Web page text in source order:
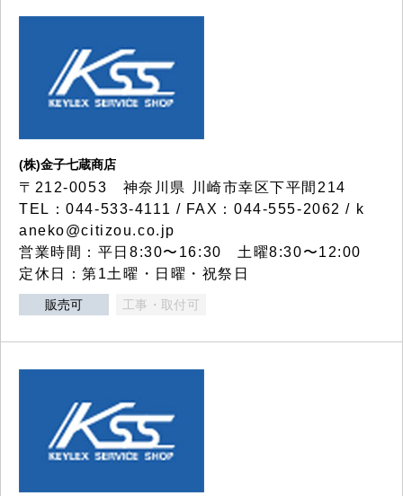
(株)金子七蔵商店
〒212-0053 神奈川県 川崎市幸区下平間214
TEL：044-533-4111 / FAX：044-555-2062 / k
aneko@citizou.co.jp
営業時間：平日8:30〜16:30 土曜8:30〜12:00
定休日：第1土曜・日曜・祝祭日
販売可 工事・取付可